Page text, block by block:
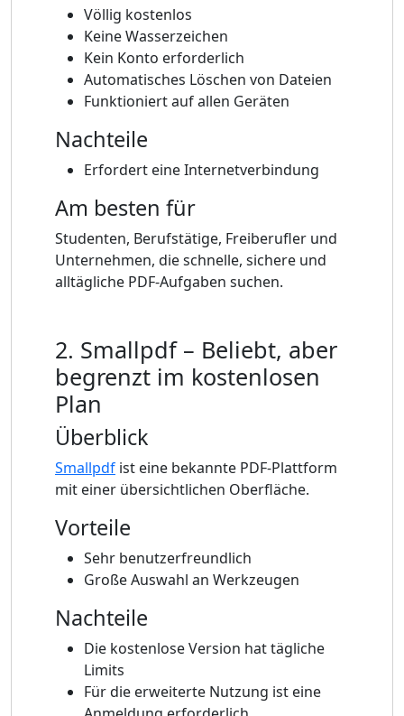
Völlig kostenlos
Keine Wasserzeichen
Kein Konto erforderlich
Automatisches Löschen von Dateien
Funktioniert auf allen Geräten
Nachteile
Erfordert eine Internetverbindung
Am besten für
Studenten, Berufstätige, Freiberufler und
Unternehmen, die schnelle, sichere und
alltägliche PDF-Aufgaben suchen.
2. Smallpdf – Beliebt, aber
begrenzt im kostenlosen
Plan
Überblick
Smallpdf ist eine bekannte PDF-Plattform
mit einer übersichtlichen Oberfläche.
Vorteile
Sehr benutzerfreundlich
Große Auswahl an Werkzeugen
Nachteile
Die kostenlose Version hat tägliche
Limits
Für die erweiterte Nutzung ist eine